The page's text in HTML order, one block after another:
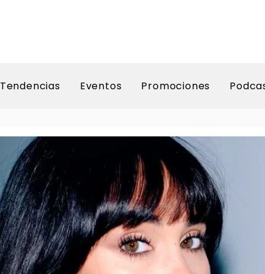
Tendencias Eventos Promociones